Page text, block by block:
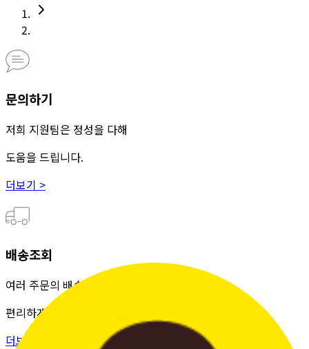
문의하기
저희 지원팀은 정성을 다해
도움을 드립니다.
더보기 >
배송조회
여러 주문의 배송 상태를 한 화면에서
편리하게 조회할 수 있습니다.
더보기 >